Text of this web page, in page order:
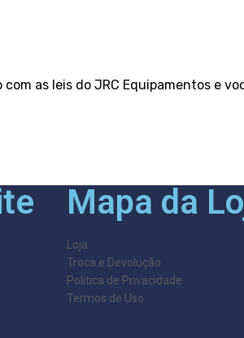
as leis do JRC Equipamentos e
Mapa da
Loja
Troca e Devolução
Politica de Privacidade
Termos de Uso